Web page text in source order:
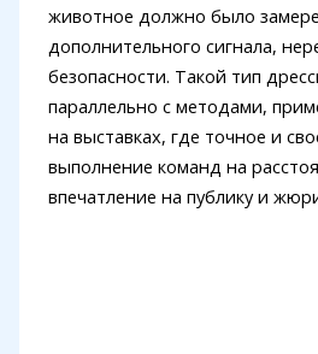
животное должно было
дополнительного сигнала,
безопасности. Такой тип
параллельно с методами,
на выставках, где точное и
выполнение команд на
впечатление на публику и